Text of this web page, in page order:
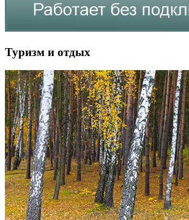
Туризм и отдых